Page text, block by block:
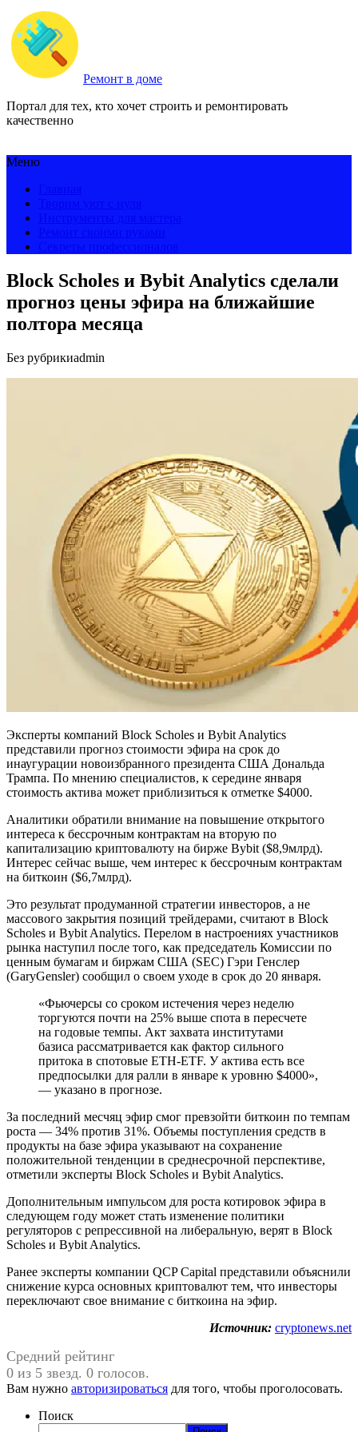
Ремонт в доме
Портал для тех, кто хочет строить и ремонтировать
качественно
Меню
Block Scholes и Bybit Analytics сделали
прогноз цены эфира на ближайшие
полтора месяца
Без рубрикиadmin
Эксперты компаний Block Scholes и Bybit Analytics
представили прогноз стоимости эфира на срок до
инаугурации новоизбранного президента США Дональда
Трампа. По мнению специалистов, к середине января
стоимость актива может приблизиться к отметке $4000.
Аналитики обратили внимание на повышение открытого
интереса к бессрочным контрактам на вторую по
капитализацию криптовалюту на бирже Bybit ($8,9млрд).
Интерес сейчас выше, чем интерес к бессрочным контрактам
на биткоин ($6,7млрд).
Это результат продуманной стратегии инвесторов, а не
массового закрытия позиций трейдерами, считают в Block
Scholes и Bybit Analytics. Перелом в настроениях участников
рынка наступил после того, как председатель Комиссии по
ценным бумагам и биржам США (SEC) Гэри Генслер
(GaryGensler) сообщил о своем уходе в срок до 20 января.
«Фьючерсы со сроком истечения через неделю
торгуются почти на 25% выше спота в пересчете
на годовые темпы. Акт захвата институтами
базиса рассматривается как фактор сильного
притока в спотовые ETH-ETF. У актива есть все
предпосылки для ралли в январе к уровню $4000»,
— указано в прогнозе.
За последний месчяц эфир смог превзойти биткоин по темпам
роста — 34% против 31%. Объемы поступления средств в
продукты на базе эфира указывают на сохранение
положительной тенденции в среднесрочной перспективе,
отметили эксперты Block Scholes и Bybit Analytics.
Дополнительным импульсом для роста котировок эфира в
следующем году может стать изменение политики
регуляторов с репрессивной на либеральную, верят в Block
Scholes и Bybit Analytics.
Ранее эксперты компании QCP Capital представили объяснили
снижение курса основных криптовалют тем, что инвесторы
переключают свое внимание с биткоина на эфир.
Источник: cryptonews.net
Средний рейтинг
0 из 5 звезд. 0 голосов.
Вам нужно авторизироваться для того, чтобы проголосовать.
Поиск